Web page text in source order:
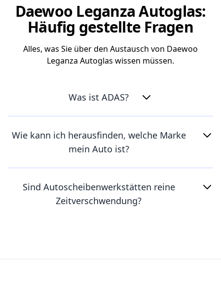
Daewoo Leganza Autoglas:
Häufig gestellte Fragen
Alles, was Sie über den Austausch von Daewoo
Leganza Autoglas wissen müssen.
Was ist ADAS?
Wie kann ich herausfinden, welche Marke
mein Auto ist?
Sind Autoscheibenwerkstätten reine
Zeitverschwendung?